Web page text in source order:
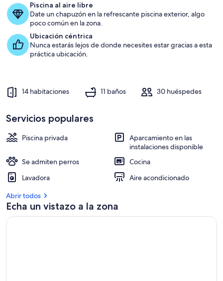
Piscina al aire libre
Date un chapuzón en la refrescante piscina exterior, algo
poco común en la zona.
Ubicación céntrica
Nunca estarás lejos de donde necesites estar gracias a esta
práctica ubicación.
14 habitaciones 11 baños 30 huéspedes
Servicios populares
Piscina privada
Aparcamiento en las
instalaciones disponible
Se admiten perros
Cocina
Lavadora
Aire acondicionado
Abrir todos
Echa un vistazo a la zona